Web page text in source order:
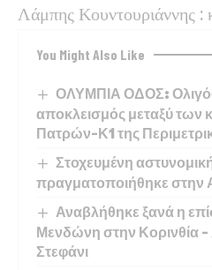
Λάμπης Κουντουριάννης :
You Might Also Like
ΟΛΥΜΠΙΑ ΟΔΟΣ:
αποκλεισμός μεταξύ των
Πατρών-Κ1 της
Στοχευμένη
πραγματοποιήθηκε στην
Αναβλήθηκε ξανά η
Μενδώνη στην Κορινθία –
Στεφάνι